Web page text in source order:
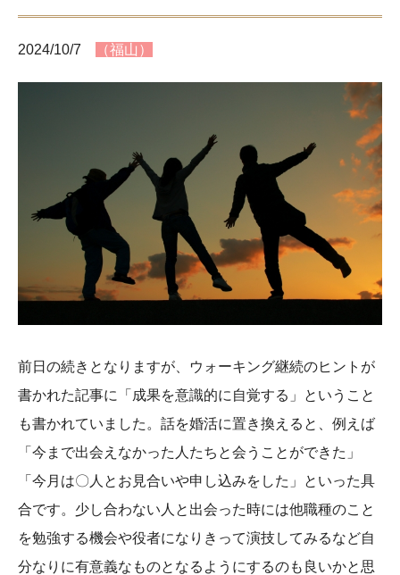
2024/10/7 （福山）
前日の続きとなりますが、ウォーキング継続のヒントが
書かれた記事に「成果を意識的に自覚する」ということ
も書かれていました。話を婚活に置き換えると、例えば
「今まで出会えなかった人たちと会うことができた」
「今月は〇人とお見合いや申し込みをした」といった具
合です。少し合わない人と出会った時には他職種のこと
を勉強する機会や役者になりきって演技してみるなど自
分なりに有意義なものとなるようにするのも良いかと思